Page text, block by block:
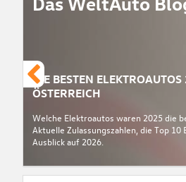
DIE BESTEN
ÖSTERREICH
Welche Elektroautos waren 2025 die
Aktuelle Zulassungszahlen, die Top
Ausblick auf 2026.